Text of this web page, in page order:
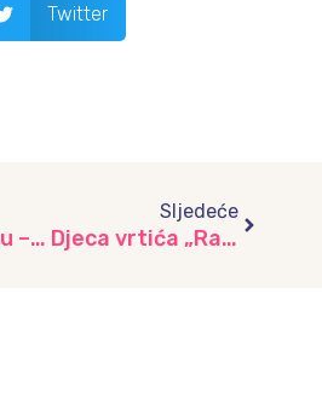
Twitter
Posjeta drugu – lekcija ljubavi i razumijevanja, vrtić “Dječiji grad”
Sljedeće
Djeca vrtića „Radost“ čuvari mira i sjećanja